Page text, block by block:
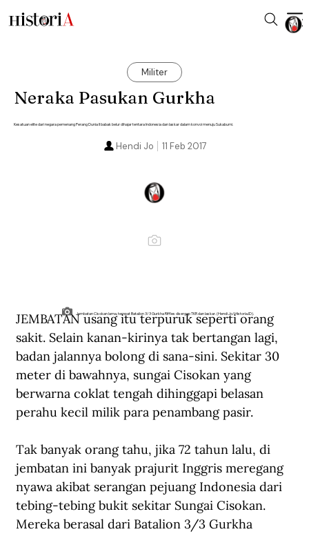
Militer
Neraka Pasukan Gurkha
Kesatuan elite dari negara pemenang Perang Dunia II babak belur dihajar tentara Indonesia dan laskar dalam konvoi menuju Sukabumi.
11 Feb 2017
Hendi Jo
Jembatan Cisokan lama, tempat Batalion 3/3 Gurkha Riffles disergap TKR dan laskar. (Hendi Jo/Historia.ID).
JEMBATAN usang itu terpuruk seperti orang
sakit. Selain kanan-kirinya tak bertangan lagi,
badan jalannya bolong di sana-sini. Sekitar 30
meter di bawahnya, sungai Cisokan yang
berwarna coklat tengah dihinggapi belasan
perahu kecil milik para penambang pasir.
Tak banyak orang tahu, jika 72 tahun lalu, di
jembatan ini banyak prajurit Inggris meregang
nyawa akibat serangan pejuang Indonesia dari
tebing-tebing bukit sekitar Sungai Cisokan.
Mereka berasal dari Batalion 3/3 Gurkha